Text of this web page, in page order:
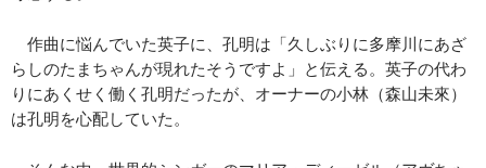
作曲に悩んでいた英子に、孔明は「久しぶりに多摩川にあざ
らしのたまちゃんが現れたそうですよ」と伝える。英子の代わ
りにあくせく働く孔明だったが、オーナーの小林（森山未來）
は孔明を心配していた。